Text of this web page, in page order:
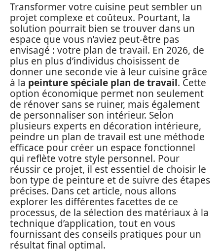
Transformer votre cuisine peut sembler un
projet complexe et coûteux. Pourtant, la
solution pourrait bien se trouver dans un
espace que vous n’aviez peut-être pas
envisagé : votre plan de travail. En 2026, de
plus en plus d’individus choisissent de
donner une seconde vie à leur cuisine grâce
à la peinture spéciale plan de travail. Cette
option économique permet non seulement
de rénover sans se ruiner, mais également
de personnaliser son intérieur. Selon
plusieurs experts en décoration intérieure,
peindre un plan de travail est une méthode
efficace pour créer un espace fonctionnel
qui reflète votre style personnel. Pour
réussir ce projet, il est essentiel de choisir le
bon type de peinture et de suivre des étapes
précises. Dans cet article, nous allons
explorer les différentes facettes de ce
processus, de la sélection des matériaux à la
technique d’application, tout en vous
fournissant des conseils pratiques pour un
résultat final optimal.